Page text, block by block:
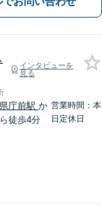
インタビューを
見る
県庁前駅か
ら徒歩4分
営業時間：本
日定休日